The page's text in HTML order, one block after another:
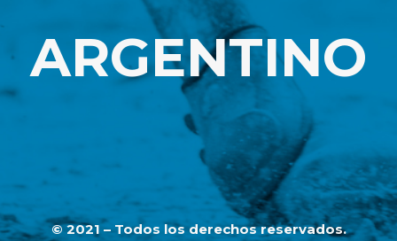
ARGENTINO
© 2021 – Todos los derechos reservados.